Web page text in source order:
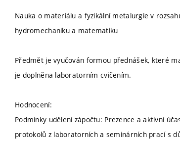
Nauka o materiálu a fyzikální metalurgie v
hydromechaniku a matematiku
Předmět je vyučován formou přednášek, které
je doplněna laboratorním cvičením.
Hodnocení:
Podmínky udělení zápočtu: Prezence a aktivní
protokolů z laboratorních a seminárních prací s